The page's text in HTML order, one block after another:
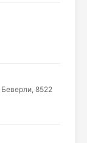
8522